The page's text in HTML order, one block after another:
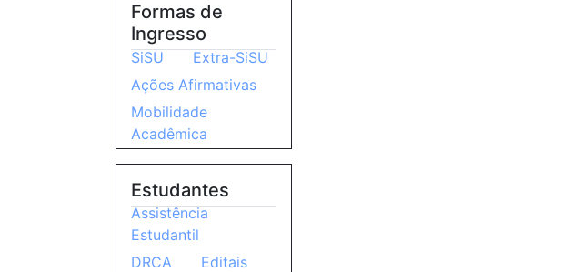
Formas de
Ingresso
SiSU
Extra-SiSU
Ações Afirmativas
Mobilidade
Acadêmica
Estudantes
Assistência
Estudantil
DRCA
Editais